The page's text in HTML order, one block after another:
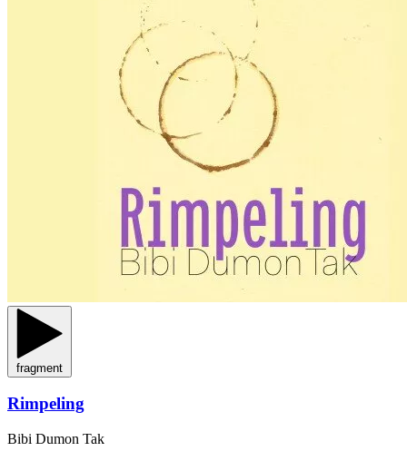
fragment
Rimpeling
Bibi Dumon Tak